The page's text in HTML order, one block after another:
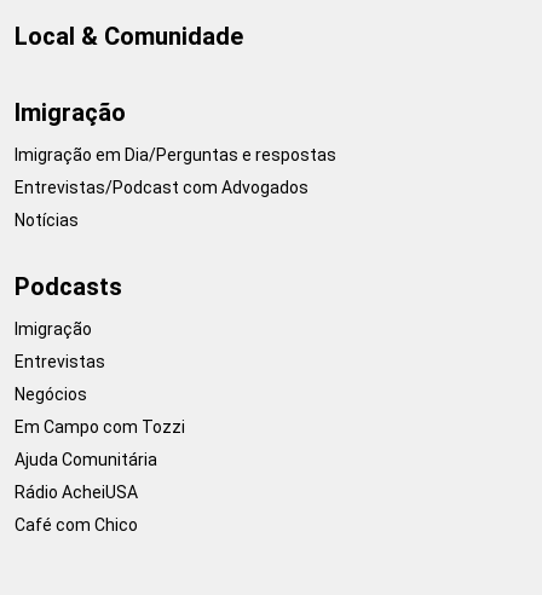
Local & Comunidade
Imigração
Imigração em Dia/Perguntas e respostas
Entrevistas/Podcast com Advogados
Notícias
Podcasts
Imigração
Entrevistas
Negócios
Em Campo com Tozzi
Ajuda Comunitária
Rádio AcheiUSA
Café com Chico